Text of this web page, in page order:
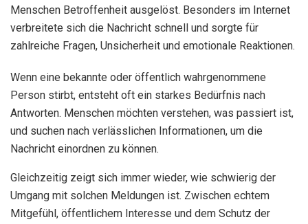
Menschen Betroffenheit ausgelöst. Besonders im Internet
verbreitete sich die Nachricht schnell und sorgte für
zahlreiche Fragen, Unsicherheit und emotionale Reaktionen.
Wenn eine bekannte oder öffentlich wahrgenommene
Person stirbt, entsteht oft ein starkes Bedürfnis nach
Antworten. Menschen möchten verstehen, was passiert ist,
und suchen nach verlässlichen Informationen, um die
Nachricht einordnen zu können.
Gleichzeitig zeigt sich immer wieder, wie schwierig der
Umgang mit solchen Meldungen ist. Zwischen echtem
Mitgefühl, öffentlichem Interesse und dem Schutz der